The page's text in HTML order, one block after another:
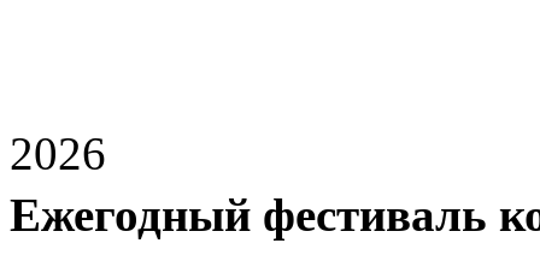
2026
Ежегодный фестиваль